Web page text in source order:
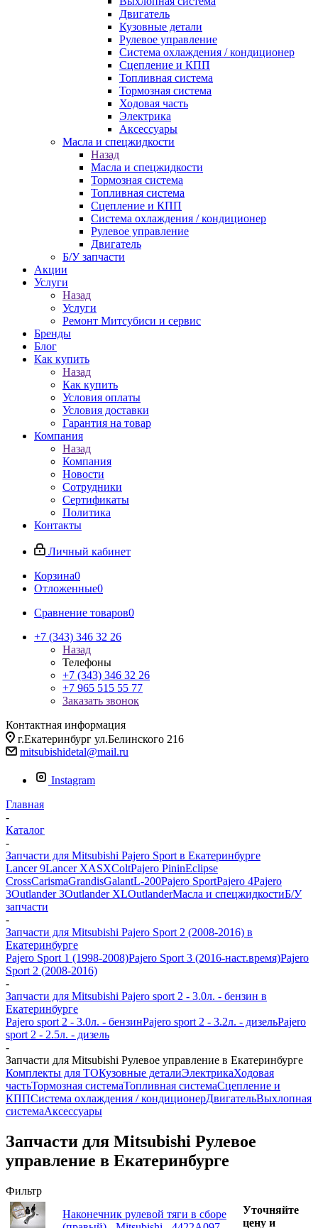
Двигатель
Кузовные детали
Рулевое управление
Система охлаждения / кондиционер
Сцепление и КПП
Топливная система
Тормозная система
Ходовая часть
Электрика
Аксессуары
Масла и спецжидкости
Назад
Масла и спецжидкости
Тормозная система
Топливная система
Сцепление и КПП
Система охлаждения / кондиционер
Рулевое управление
Двигатель
Б/У запчасти
Акции
Услуги
Назад
Услуги
Ремонт Митсубиси и сервис
Бренды
Блог
Как купить
Назад
Как купить
Условия оплаты
Условия доставки
Гарантия на товар
Компания
Назад
Компания
Новости
Сотрудники
Сертификаты
Политика
Контакты
Личный кабинет
Корзина0
Отложенные0
Сравнение товаров0
+7 (343) 346 32 26
Назад
Телефоны
+7 (343) 346 32 26
+7 965 515 55 77
Заказать звонок
Контактная информация
г.Екатеринбург ул.Белинского 216
mitsubishidetal@mail.ru
Instagram
Главная
-
Каталог
-
Запчасти для Mitsubishi Pajero Sport в Екатеринбурге
Lancer 9Lancer XASXColtPajero PininEclipse
CrossCarismaGrandisGalantL-200Pajero SportPajero 4Pajero
3Outlander 3Outlander XLOutlanderМасла и спецжидкостиБ/У
запчасти
-
Запчасти для Mitsubishi Pajero Sport 2 (2008-2016) в
Екатеринбурге
Pajero Sport 1 (1998-2008)Pajero Sport 3 (2016-наст.время)Pajero
Sport 2 (2008-2016)
-
Запчасти для Mitsubishi Pajero sport 2 - 3.0л. - бензин в
Екатеринбурге
Pajero sport 2 - 3.0л. - бензинPajero sport 2 - 3.2л. - дизельPajero
sport 2 - 2.5л. - дизель
-
Запчасти для Mitsubishi Рулевое управление в Екатеринбурге
Комплекты для ТОКузовные деталиЭлектрикаХодовая
частьТормозная системаТопливная системаСцепление и
КППСистема охлаждения / кондиционерДвигательВыхлопная
системаАксессуары
Запчасти для Mitsubishi Рулевое
управление в Екатеринбурге
Фильтр
Наконечник рулевой тяги в сборе
Уточняйте
цену и